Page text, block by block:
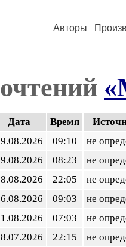
Авторы
Дата Время
09:10
не
08:23
не
22:05
не
09:03
не
07:03
не
22:15
не